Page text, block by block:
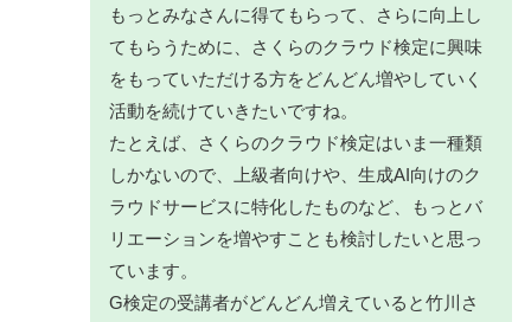
もっとみなさんに得てもらって、さらに向上し
てもらうために、さくらのクラウド検定に興味
をもっていただける方をどんどん増やしていく
活動を続けていきたいですね。
たとえば、さくらのクラウド検定はいま一種類
しかないので、上級者向けや、生成AI向けのク
ラウドサービスに特化したものなど、もっとバ
リエーションを増やすことも検討したいと思っ
ています。
G検定の受講者がどんどん増えていると竹川さ